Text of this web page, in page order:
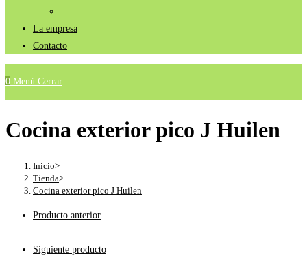
La empresa
Contacto
0 Menú Cerrar
Cocina exterior pico J Huilen
Inicio>
Tienda>
Cocina exterior pico J Huilen
Producto anterior
Siguiente producto